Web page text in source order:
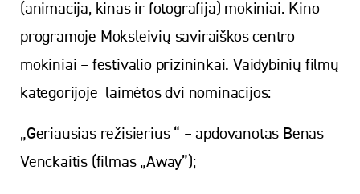
(animacija, kinas ir fotografija) mokiniai. Kino
programoje Moksleivių saviraiškos centro
mokiniai – festivalio prizininkai. Vaidybinių filmų
kategorijoje laimėtos dvi nominacijos:
„Geriausias režisierius “ – apdovanotas Benas
Venckaitis (filmas „Away”);